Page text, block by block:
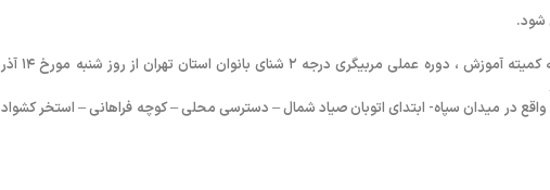
به گزارش روابط عمومی فدراسیون شنا، شیرجه و واترپلو؛ بنا به اطلاعیه کمیته آموزش ، دوره عملی مربیگری درجه ۲ شنای بانوان استان تهران از روز شنبه مورخ ۱۴ آذر
استخر کشواد واقع در میدان سپاه- ابتدای اتوبان صیاد شمال – دسترسی محلی – کوچه فراهانی – استخر کشواد